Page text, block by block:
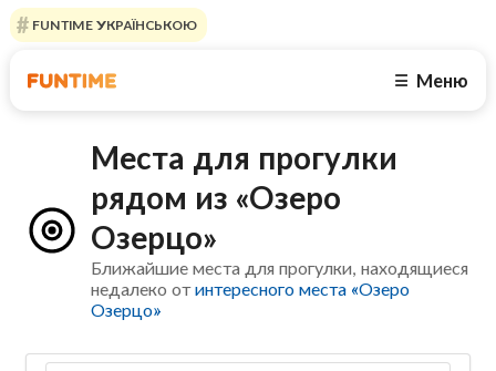
FUNTIME УКРАЇНСЬКОЮ
☰ Меню
Места для прогулки
рядом из «Озеро
Озерцо»
Ближайшие места для прогулки, находящиеся
недалеко отинтересного места «Озеро
Озерцо»